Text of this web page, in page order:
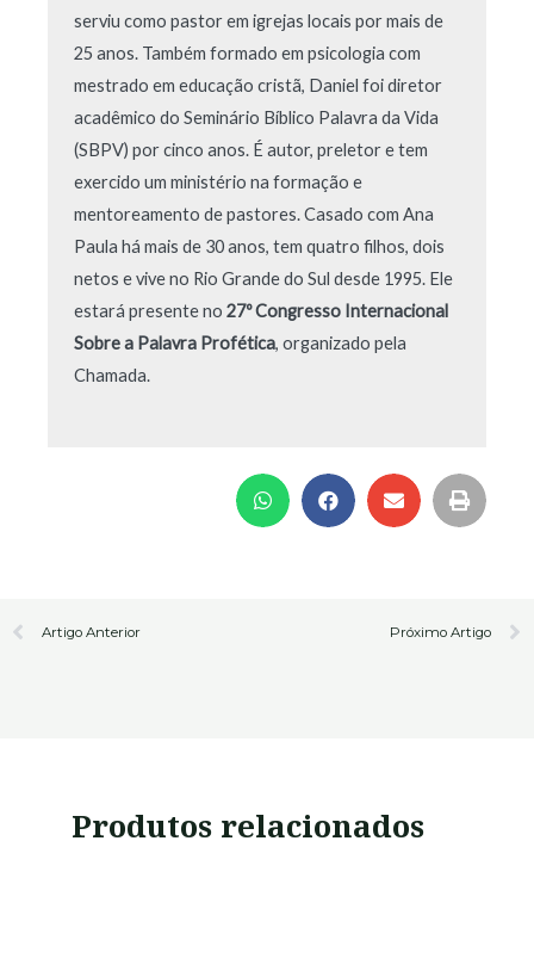
serviu como pastor em igrejas locais por mais de
25 anos. Também formado em psicologia com
mestrado em educação cristã, Daniel foi diretor
acadêmico do Seminário Bíblico Palavra da Vida
(SBPV) por cinco anos. É autor, preletor e tem
exercido um ministério na formação e
mentoreamento de pastores. Casado com Ana
Paula há mais de 30 anos, tem quatro filhos, dois
netos e vive no Rio Grande do Sul desde 1995. Ele
estará presente no 27º Congresso Internacional
Sobre a Palavra Profética, organizado pela
Chamada.
Prev
Artigo Anterior Próximo Artigo
Produtos relacionados